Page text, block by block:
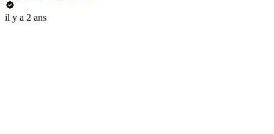
il y a 2 ans